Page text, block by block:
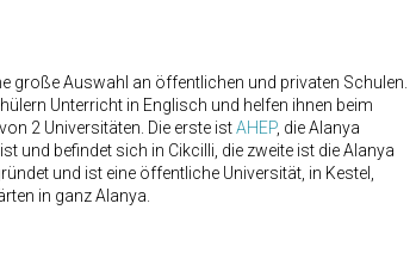
große Auswahl an öffentlichen und privaten Schulen.
Unterricht in Englisch und helfen ihnen beim
2 Universitäten. Die erste istAHEP, die Alanya
und befindet sich in Cikcilli, die zweite ist die Alanya
und ist eine öffentliche Universität, in Kestel,
in ganz Alanya.